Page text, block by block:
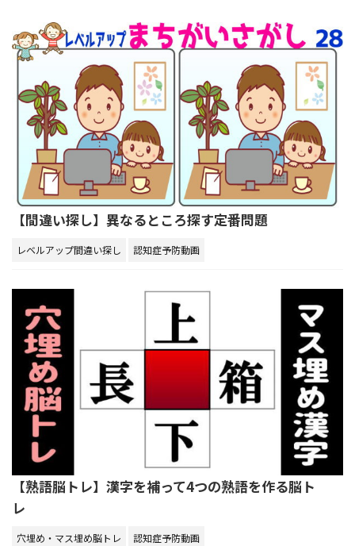
【間違い探し】異なるところ探す定番問題
レベルアップ間違い探し 認知症予防動画
【熟語脳トレ】漢字を補って4つの熟語を作る脳ト
レ
穴埋め・マス埋め脳トレ 認知症予防動画